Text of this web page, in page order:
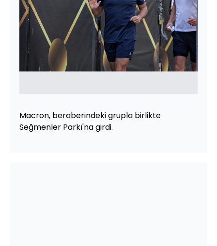
Macron, beraberindeki grupla birlikte
Seğmenler Parkı'na girdi.